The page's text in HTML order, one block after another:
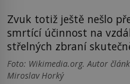
Zvuk totiž ještě nešlo
smrtící účinnost na
střelných zbraní
Foto: Wikimedia.org. Autor
Miroslav Horký